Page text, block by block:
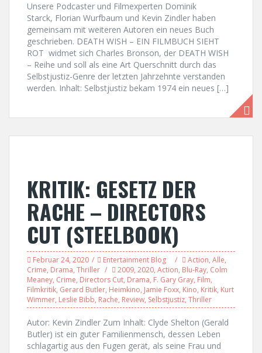
Unsere Podcaster und Filmexperten Dominik
Starck, Florian Wurfbaum und Kevin Zindler haben
gemeinsam mit weiteren Autoren ein neues Buch
geschrieben. DEATH WISH – EIN FILMBUCH SIEHT
ROT widmet sich Charles Bronson, der DEATH WISH
– Reihe und soll als eine Art Querschnitt durch das
Selbstjustiz-Genre der letzten Jahrzehnte verstanden
werden. Inhalt: Selbstjustiz bekam 1974 ein neues […]
KRITIK: GESETZ DER
RACHE – DIRECTORS
CUT (STEELBOOK)
Februar 24, 2020 Entertainment Blog Action, Alle,
Crime, Drama, Thriller 2009, 2020, Action, Blu-Ray, Colm
Meaney, Crime, Directors Cut, Drama, F. Gary Gray, Film,
Filmkritik, Gerard Butler, Heimkino, Jamie Foxx, Kino, Kritik, Kurt
Wimmer, Leslie Bibb, Rache, Review, Selbstjustiz, Thriller
Autor: Kevin Zindler Zum Inhalt: Clyde Shelton (Gerald
Butler) ist ein guter Familienmensch, dessen Leben
schlagartig aus den Fugen gerät, als seine Frau und